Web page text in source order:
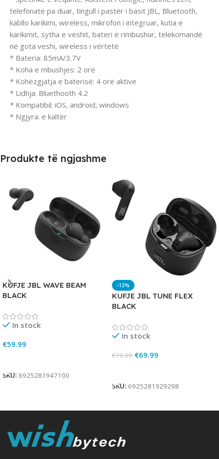
telefonatë pa duar, tingull i pastër i basit JBL, Bluetooth,
kabllo karikimi, wireless, mikrofon i integruar, kutia e
karikimit, sytha e veshit, bateri e rimbushur, telekomandë
në gota veshi, wireless i vërtetë
* Bateria: 85mA/3.7V
* Koha e mbushjes: 2 orë
* Kohëzgjatja e baterisë: 4 orë aktive
* Lidhja: Bluethooth 4.2
* Kompatibil: iOS, android, windows
* Ngjyra: e kaltër
Produkte të ngjashme
KUFJE JBL WAVE BEAM
BLACK
In stock
€59.99
SKU: 6925281947100
-13%
KUFJE JBL TUNE FLEX
BLACK
In stock
€79.99 €69.99
SKU: 6925281929298